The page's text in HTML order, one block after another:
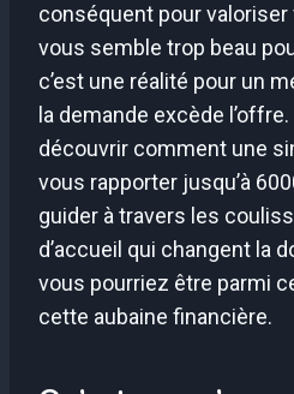
conséquent pour valoriser
vous semble trop beau
c’est une réalité pour un
la demande excède
découvrir comment une
vous rapporter jusqu’à
guider à travers les
d’accueil qui changent la
vous pourriez être parmi
cette aubaine financière.